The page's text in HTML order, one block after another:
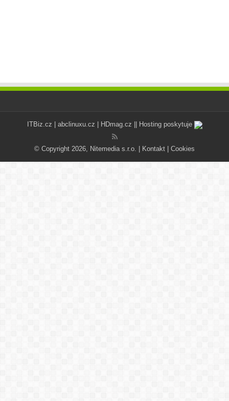
ITBiz.cz abclinuxu.cz HDmag.cz || Hosting poskytuje
© Copyright 2026, Nitemedia s.r.o. | Kontakt Cookies